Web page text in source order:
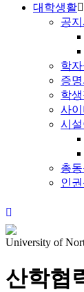
대학생활
공
학
증
학
사
시
총동
인
University of
산학협